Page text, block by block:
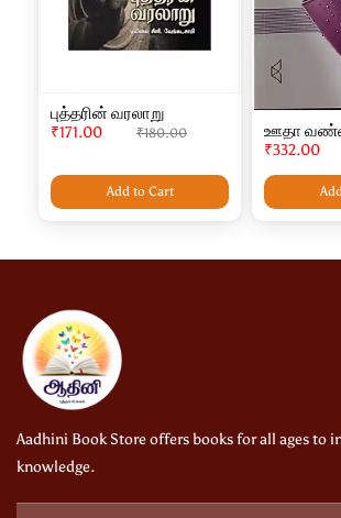
புத்தரின் வரலாறு
₹171.00 ₹180.00
Add to Cart
ஊதா
₹332.00
Aadhini Book Store offers books for all ages to
knowledge.